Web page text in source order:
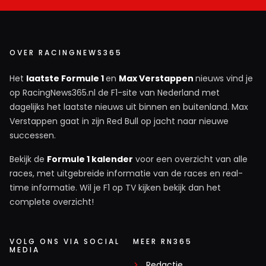
8 juni 14:58
Dat wief is er alleen maar voor de publiciteit. Ze voelt
zich verheven boven al het gepeupel en is een sekreet
Dat zich bezighoud met satanische praktijken. Het lijkt iig
kampioenschap. Hamilton lijkt zich hiermee van zijn
depressie te ontdoen die hij sinds 2021 heeft opgelopen
door een bepaald drama dat zich heeft afgespeeld. We
gaan nog wel een hoop lol meemaken met dit wieg en haar
Dit bericht is aangepast op:
OVER RACINGNEWS365
Het laatste Formule 1en Max Verstappen nieuws vind je
op RacingNews365.nl de F1-site van Nederland met
dagelijks het laatste nieuws uit binnen en buitenland. Max
Verstappen gaat in zijn Red Bull op jacht naar nieuwe
successen.
Bekijk de Formule 1 kalender voor een overzicht van alle
races, met uitgebreide informatie van de races en real-
time informatie. Wil je F1 op TV kijken bekijk dan het
complete overzicht!
VOLG ONS VIA SOCIAL
MEDIA
MEER RN365